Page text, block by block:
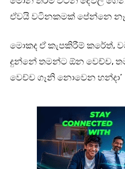
ඒවයි වටිනකමක් පේන්නෙ නෑ
මොකද ඒ කැපකිරීම් කරේත්,
දුන්නේ තමන්ට ඕන වෙච්ච,
වෙච්ච ගෑනි නොවෙන හන්දා’